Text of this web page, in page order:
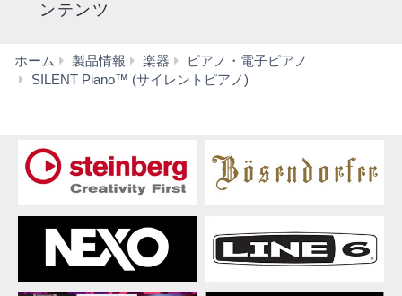
ンテンツ
ホーム 製品情報 楽器
ピアノ・電子ピアノ
SILENT Piano™ (サイレントピアノ)
ピ
™
後
付